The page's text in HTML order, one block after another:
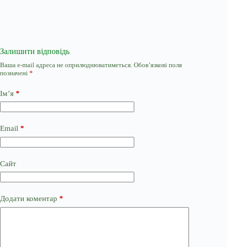
Залишити відповідь
Ваша e-mail адреса не оприлюднюватиметься. Обов’язкові поля
позначені *
Ім’я *
Email *
Сайт
Додати коментар *